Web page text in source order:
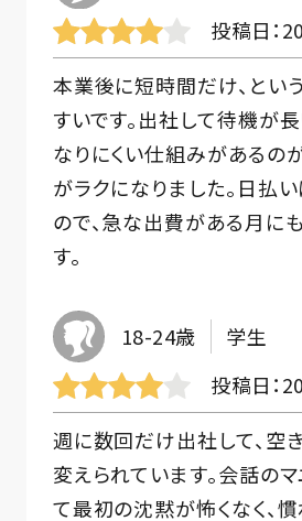
投稿日
本業後に短時間だけ、とい
すいです。出社して待機が
なりにくい仕組みがあるの
がラクになりました。日払
ので、急な出費がある月に
す。
18-24歳
学生
投稿日
週に数回だけ出社して、空
変えられています。会話の
て最初の沈黙が怖くなく、